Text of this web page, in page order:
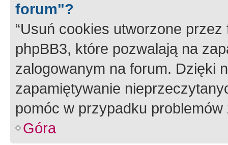
forum"?
“Usuń cookies utworzone
phpBB3, które pozwalają na
zalogowanym na forum. Dzięki
zapamiętywanie
pomóc w przypadku
Góra